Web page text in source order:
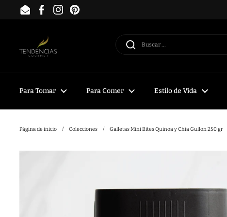
Ir al contenido
EmailFacebookInstagramPinterest
Para Tomar Para Comer Estilo de Vida
Página de inicio / Colecciones / Galletas Mini Bites Quinoa y Chía Gullon 250 gr